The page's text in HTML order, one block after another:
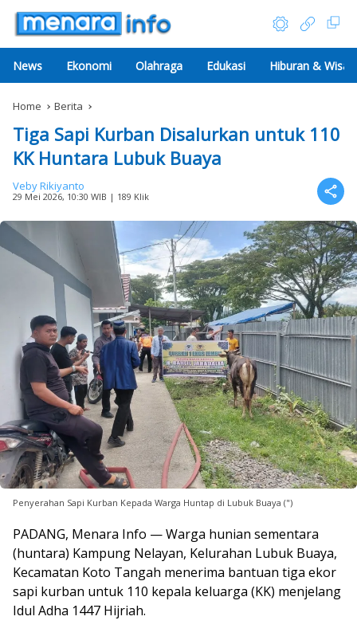
News Ekonomi Olahraga Edukasi Hiburan &
Home Berita
Tiga Sapi Kurban Disalurkan untuk 110
KK Huntara Lubuk Buaya
Veby Rikiyanto
29 Mei 2026, 10:30 WIB | 189 Klik
Penyerahan Sapi Kurban Kepada Warga Huntap di Lubuk Buaya (")
PADANG, Menara Info — Warga hunian sementara
(huntara) Kampung Nelayan, Kelurahan Lubuk Buaya,
Kecamatan Koto Tangah menerima bantuan tiga ekor
sapi kurban untuk 110 kepala keluarga (KK) menjelang
Idul Adha 1447 Hijriah.